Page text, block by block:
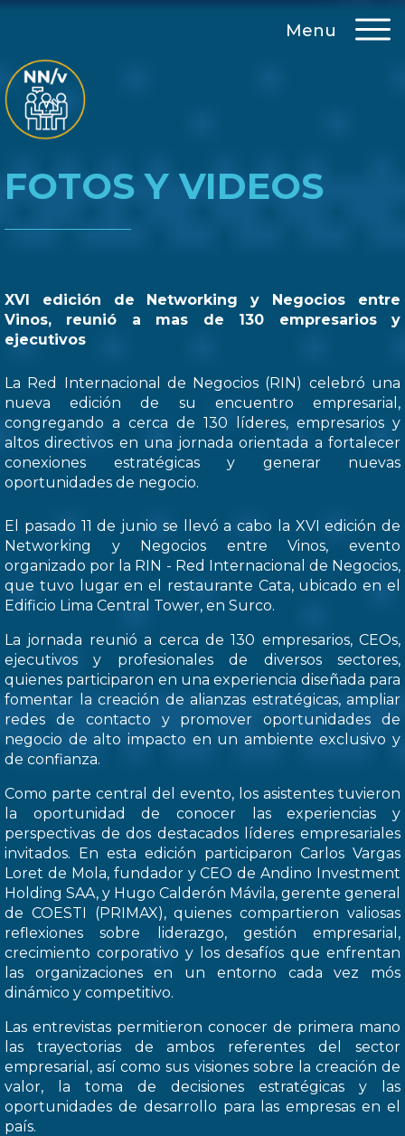
Menu
FOTOS Y VIDEOS
XVI edición de Networking y Negocios entre
Vinos, reunió a mas de 130 empresarios y
ejecutivos
La Red Internacional de Negocios (RIN) celebró una
nueva edición de su encuentro empresarial,
congregando a cerca de 130 líderes, empresarios y
altos directivos en una jornada orientada a fortalecer
conexiones estratégicas y generar nuevas
oportunidades de negocio.
El pasado 11 de junio se llevó a cabo la XVI edición de
Networking y Negocios entre Vinos, evento
organizado por la RIN - Red Internacional de Negocios,
que tuvo lugar en el restaurante Cata, ubicado en el
Edificio Lima Central Tower, en Surco.
La jornada reunió a cerca de 130 empresarios, CEOs,
ejecutivos y profesionales de diversos sectores,
quienes participaron en una experiencia diseñada para
fomentar la creación de alianzas estratégicas, ampliar
redes de contacto y promover oportunidades de
negocio de alto impacto en un ambiente exclusivo y
de confianza.
Como parte central del evento, los asistentes tuvieron
la oportunidad de conocer las experiencias y
perspectivas de dos destacados líderes empresariales
invitados. En esta edición participaron Carlos Vargas
Loret de Mola, fundador y CEO de Andino Investment
Holding SAA, y Hugo Calderón Mávila, gerente general
de COESTI (PRIMAX), quienes compartieron valiosas
reflexiones sobre liderazgo, gestión empresarial,
crecimiento corporativo y los desafíos que enfrentan
las organizaciones en un entorno cada vez mós
dinámico y competitivo.
Las entrevistas permitieron conocer de primera mano
las trayectorias de ambos referentes del sector
empresarial, así como sus visiones sobre la creación de
valor, la toma de decisiones estratégicas y las
oportunidades de desarrollo para las empresas en el
país.